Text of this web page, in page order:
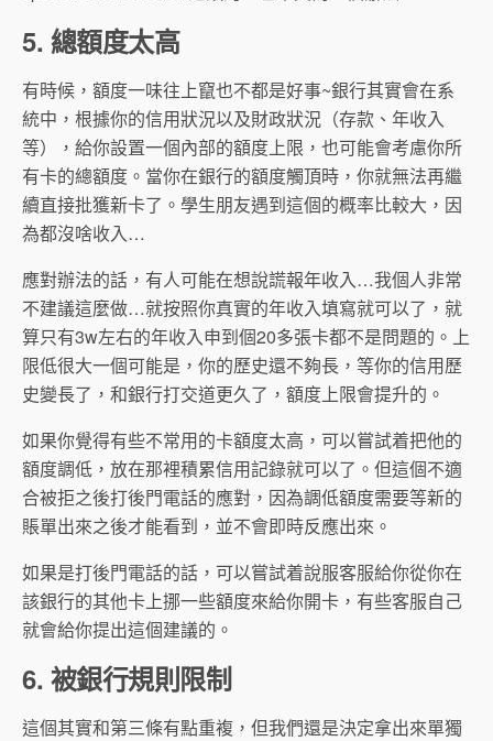
5. 總額度太高
有時候，額度一味往上竄也不都是好事~銀行其實會在系
統中，根據你的信用狀況以及財政狀況（存款、年收入
等），給你設置一個內部的額度上限，也可能會考慮你所
有卡的總額度。當你在銀行的額度觸頂時，你就無法再繼
續直接批獲新卡了。學生朋友遇到這個的概率比較大，因
為都沒啥收入…
應對辦法的話，有人可能在想說謊報年收入…我個人非常
不建議這麼做…就按照你真實的年收入填寫就可以了，就
算只有3w左右的年收入申到個20多張卡都不是問題的。上
限低很大一個可能是，你的歷史還不夠長，等你的信用歷
史變長了，和銀行打交道更久了，額度上限會提升的。
如果你覺得有些不常用的卡額度太高，可以嘗試着把他的
額度調低，放在那裡積累信用記錄就可以了。但這個不適
合被拒之後打後門電話的應對，因為調低額度需要等新的
賬單出來之後才能看到，並不會即時反應出來。
如果是打後門電話的話，可以嘗試着說服客服給你從你在
該銀行的其他卡上挪一些額度來給你開卡，有些客服自己
就會給你提出這個建議的。
6. 被銀行規則限制
這個其實和第三條有點重複，但我們還是決定拿出來單獨